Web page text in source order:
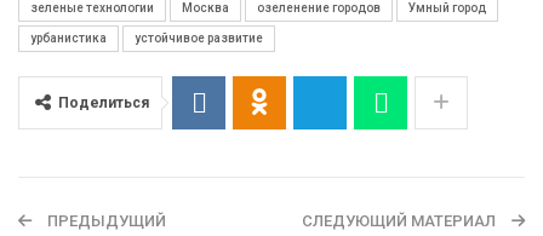
зеленые технологии Москва озеленение городов Умный город
урбанистика устойчивое развитие
Поделиться
ПРЕДЫДУЩИЙ СЛЕДУЮЩИЙ МАТЕРИАЛ